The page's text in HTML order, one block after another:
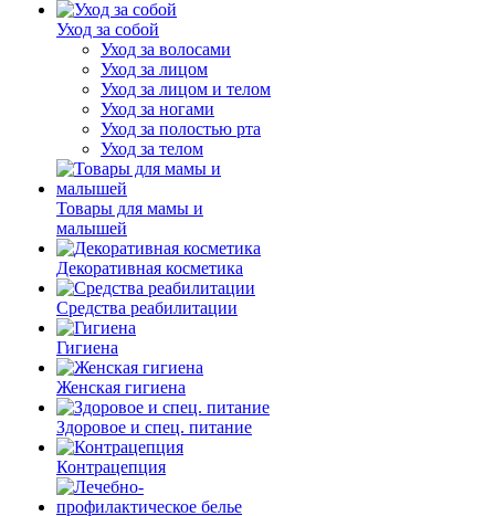
Уход за собой
Уход за волосами
Уход за лицом
Уход за лицом и телом
Уход за ногами
Уход за полостью рта
Уход за телом
Товары для мамы и
малышей
Декоративная косметика
Средства реабилитации
Гигиена
Женская гигиена
Здоровое и спец. питание
Контрацепция